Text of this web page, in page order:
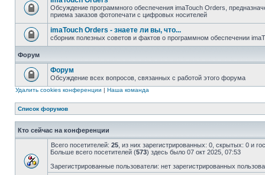
Обсуждение программного обеспечения imaTouch Orders,
приема заказов фотопечати с цифровых носителей
imaTouch Orders - знаете ли вы, что...
сборник полезных советов и фактов о программном обеспечении
Форум
Форум
Обсуждение всех вопросов, связанных с работой этого форума
Удалить cookies конференции | Наша команда
Список форумов
Кто сейчас на конференции
Всего посетителей: 25 , из них зарегистрированных: 0, скрытых: 0 и
Больше всего посетителей (573) здесь было 07 окт 2025, 07:53
Зарегистрированные пользователи: нет зарегистрированных